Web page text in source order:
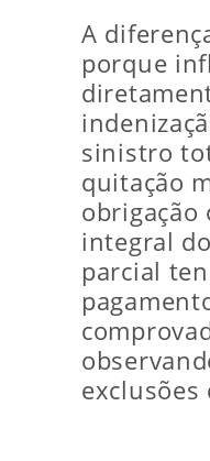
A
porque
sinistro
quitação
obrigação
integral
parcial
exclusões